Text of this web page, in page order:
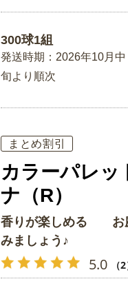
300球1組
発送時期：2026年10月中
旬より順次
まとめ割引
カラーパレッ
ナ（R）
香りが楽しめる お庭
みましょう♪
5.0 （2